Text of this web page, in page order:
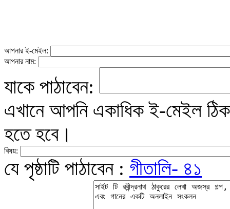
আপনার ই-মেইল:
আপনার নাম:
যাকে পাঠাবেন:
এখানে আপনি একাধিক ই-মেইল
হতে হবে।
বিষয়:
যে পৃষ্ঠাটি পাঠাবেন : গীতালি- ৪১